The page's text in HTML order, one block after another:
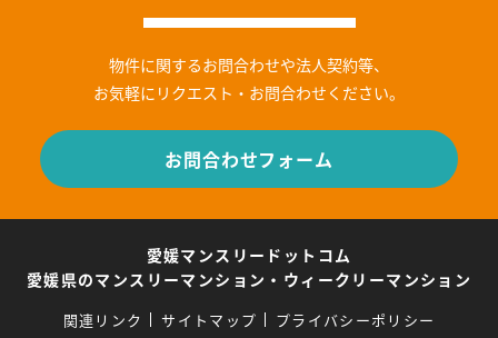
物件に関するお問合わせや法人契約等、
お気軽にリクエスト・お問合わせください。
お問合わせフォーム
愛媛マンスリードットコム
愛媛県のマンスリーマンション・ウィークリーマンション
関連リンク サイトマップ プライバシーポリシー